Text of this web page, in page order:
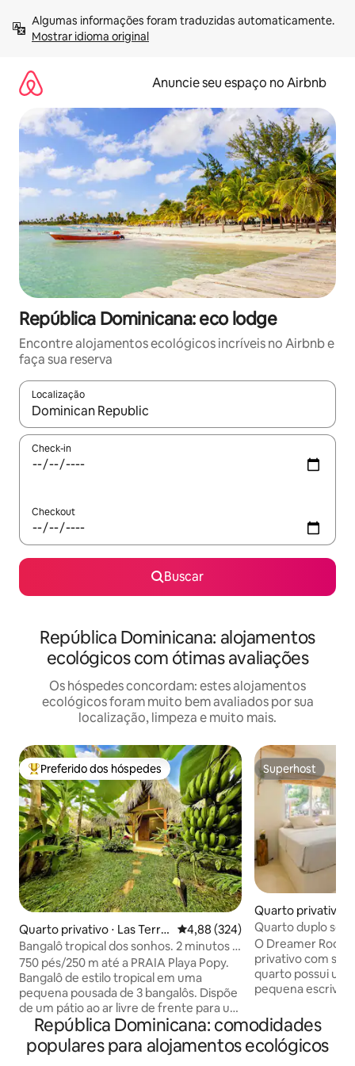
para
Mostrar idioma original
Anuncie seu espaço no Airbnb
República Dominicana: eco lodge
Encontre alojamentos ecológicos incríveis no Airbnb e
faça sua reserva
Localização
Quando os resultados estiverem disponíveis, explore-os
Check-in
Checkout
Buscar
República Dominicana: alojamentos
ecológicos com ótimas avaliações
Os hóspedes concordam: estes alojamentos
ecológicos foram muito bem avaliados por sua
localização, limpeza e muito mais.
Entre os melhores preferidos dos hóspedes
Preferido dos hóspedes
Quarto privativo ⋅ Las Terre
nas
4,88 de uma avaliação média de
4,88 (324)
Bangalô tropical dos sonhos. 2 minutos a
pé até a PRAIA.
750 pés/250 m até a PRAIA Playa Popy.
Bangalô de estilo tropical em uma
pequena pousada de 3 bangalôs. Dispõe
de um pátio ao ar livre de frente para um
jardim exuberante com piscina natural.
Cama king size, serviço de quarto diário,
banheiro completo com produtos de
Superhost
Superhost
Quarto privativo ⋅
Quarto duplo
jardim
O Dreamer
privativo com
quarto possui
pequena
chuveiro de
ventilador,
e limpeza diária. Os hóspedes têm
República Dominicana: comodidades
populares para alojamentos ecológicos